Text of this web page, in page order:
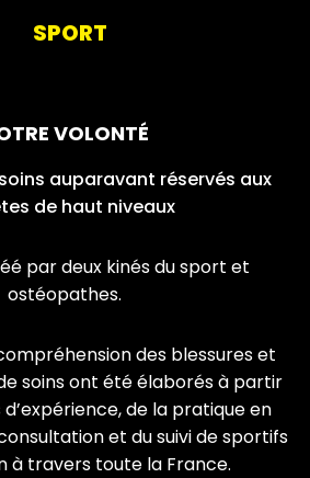
SPORT
VOLONTÉ
auparavant réservés aux
de haut niveaux
par deux kinés du sport et
ostéopathes.
des blessures et
soins ont été élaborés à partir
d’expérience, de la pratique en
et du suivi de sportifs
à travers toute la France.